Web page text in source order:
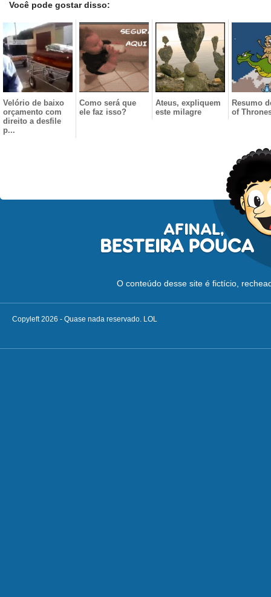
Você pode gostar disso:
Velório de baixo
orçamento com
direito a desfile
p...
Como será que
ele faz isso?
Ateus, expliquem
este milagre
Resumo
of
O conteúdo desse site é fictício,
Copyleft 2026 - Quase nada reservado. LOL